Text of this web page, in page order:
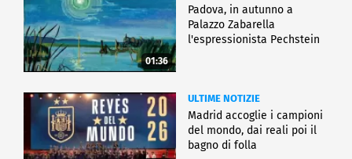
01:36
Padova, in autunno a
Palazzo Zabarella
l'espressionista Pechstein
ULTIME NOTIZIE
Madrid accoglie i campioni
del mondo, dai reali poi il
bagno di folla